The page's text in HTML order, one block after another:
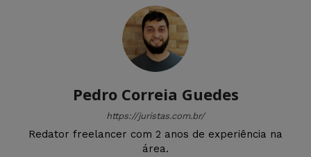
Pedro Correia Guedes
https://juristas.com.br/
Redator freelancer com 2 anos de experiência na
área.